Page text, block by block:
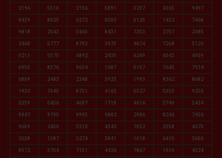
2196 5010 2156 5891 3237 4365 9497
8439 8025 6272 6303 0125 1432 7468
9818 2543 3460 8431 7353 2757 2485
2460 5777 8793 3975 4674 7268 5126
0211 5575 4892 2435 6249 6043 4909
6950 8376 9634 1687 0107 7645 7934
6809 2483 2248 3923 1993 8362 8682
1933 7945 8751 4163 0527 5350 9255
3359 0456 4697 1718 4616 3749 5434
9947 9795 9995 9882 2986 8246 7456
9659 2450 3210 4343 7052 3558 4670
2638 1387 3274 3841 1018 6415 3600
0572 3704 7151 4426 7867 1610 4024